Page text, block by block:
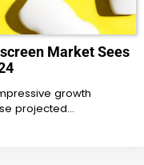
Market Sees
growth
projected…